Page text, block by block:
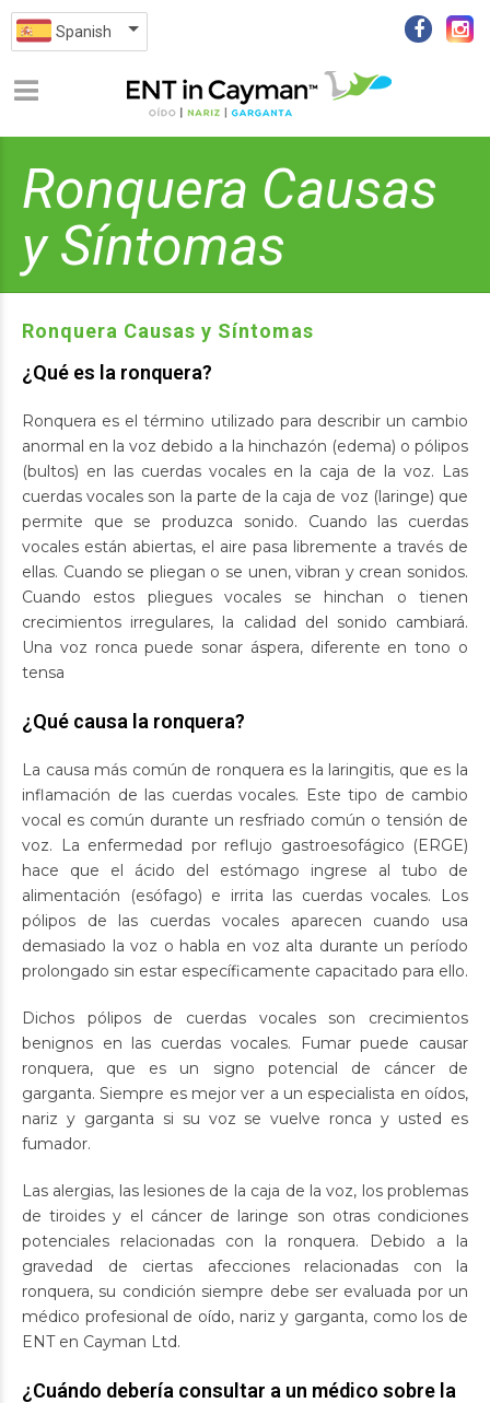
Spanish
Ronquera Causas
y Síntomas
Ronquera Causas y Síntomas
¿Qué es la ronquera?
Ronquera es el término utilizado para describir un cambio
anormal en la voz debido a la hinchazón (edema) o pólipos
(bultos) en las cuerdas vocales en la caja de la voz. Las
cuerdas vocales son la parte de la caja de voz (laringe) que
permite que se produzca sonido. Cuando las cuerdas
vocales están abiertas, el aire pasa libremente a través de
ellas. Cuando se pliegan o se unen, vibran y crean sonidos.
Cuando estos pliegues vocales se hinchan o tienen
crecimientos irregulares, la calidad del sonido cambiará.
Una voz ronca puede sonar áspera, diferente en tono o
tensa
¿Qué causa la ronquera?
La causa más común de ronquera es la laringitis, que es la
inflamación de las cuerdas vocales. Este tipo de cambio
vocal es común durante un resfriado común o tensión de
voz. La enfermedad por reflujo gastroesofágico (ERGE)
hace que el ácido del estómago ingrese al tubo de
alimentación (esófago) e irrita las cuerdas vocales. Los
pólipos de las cuerdas vocales aparecen cuando usa
demasiado la voz o habla en voz alta durante un período
prolongado sin estar específicamente capacitado para ello.
Dichos pólipos de cuerdas vocales son crecimientos
benignos en las cuerdas vocales. Fumar puede causar
ronquera, que es un signo potencial de cáncer de
garganta. Siempre es mejor ver a un especialista en oídos,
nariz y garganta si su voz se vuelve ronca y usted es
fumador.
Las alergias, las lesiones de la caja de la voz, los problemas
de tiroides y el cáncer de laringe son otras condiciones
potenciales relacionadas con la ronquera. Debido a la
gravedad de ciertas afecciones relacionadas con la
ronquera, su condición siempre debe ser evaluada por un
médico profesional de oído, nariz y garganta, como los de
ENT en Cayman Ltd.
¿Cuándo debería consultar a un médico sobre la